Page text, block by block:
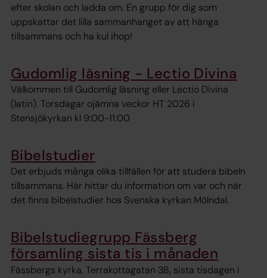
efter skolan och ladda om. En grupp för dig som
uppskattar det lilla sammanhanget av att hänga
tillsammans och ha kul ihop!
Gudomlig läsning - Lectio Divina
Välkommen till Gudomlig läsning eller Lectio Divina
(latin). Torsdagar ojämna veckor HT 2026 i
Stensjökyrkan kl 9:00-11:00
Bibelstudier
Det erbjuds många olika tillfällen för att studera bibeln
tillsammans. Här hittar du information om var och när
det finns bibelstudier hos Svenska kyrkan Mölndal.
Bibelstudiegrupp Fässberg
församling sista tis i månaden
Fässbergs kyrka, Terrakottagatan 3B, sista tisdagen i